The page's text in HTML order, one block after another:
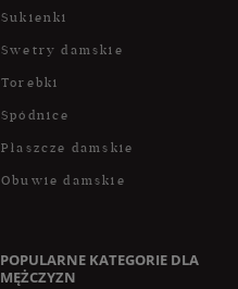
Sukienki
Swetry damskie
Torebki
Spódnice
Płaszcze damskie
Obuwie damskie
POPULARNE KATEGORIE DLA
MĘŻCZYZN